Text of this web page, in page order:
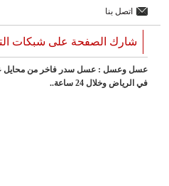
اتصل بنا
شارك الصفحة على شبكات
عسل وعسل : ‏‏‏‏‏عسل سدر فاخر من محايل
في الرياض وخلال 24 ساعة..